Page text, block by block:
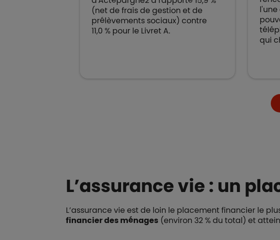
(net de frais de gestion et de
prélèvements sociaux) contre
11,0 % pour le Livret A.
l'une
qui
L’assurance vie : un
L’assurance vie est de loin le placement financier le
financier des ménages (environ 32 % du total) et